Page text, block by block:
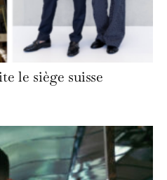
le siège suisse